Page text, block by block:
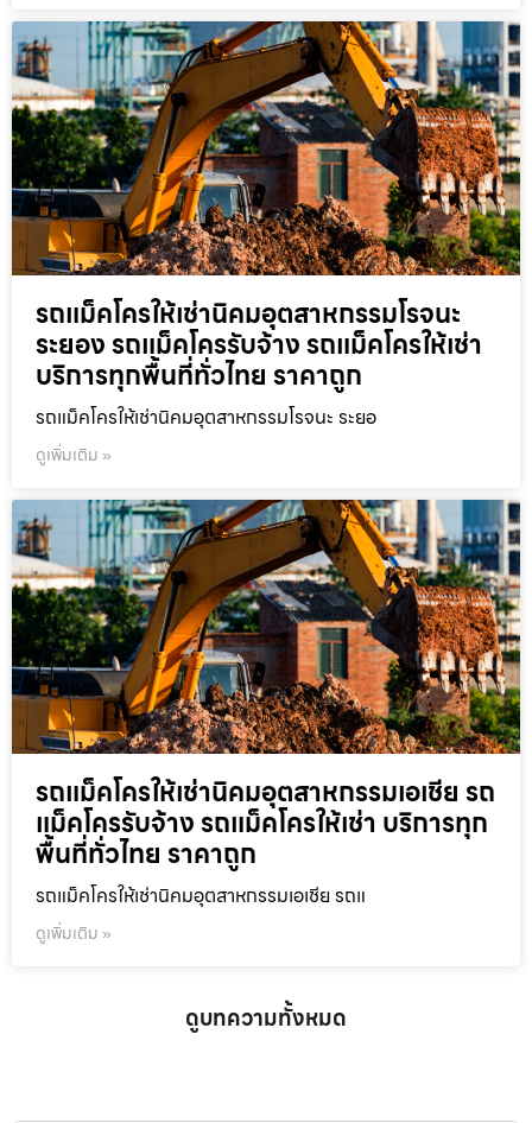
รถแม็คโครให้เช่านิคมอุตสาหกรรมโรจนะ
ระยอง รถแม็คโครรับจ้าง รถแม็คโครให้เช่า
บริการทุกพื้นที่ทั่วไทย ราคาถูก
รถแม็คโครให้เช่านิคมอุตสาหกรรมโรจนะ ระยอ
ดูเพิ่มเติม »
รถแม็คโครให้เช่านิคมอุตสาหกรรมเอเชีย รถ
แม็คโครรับจ้าง รถแม็คโครให้เช่า บริการทุก
พื้นที่ทั่วไทย ราคาถูก
รถแม็คโครให้เช่านิคมอุตสาหกรรมเอเชีย รถแ
ดูเพิ่มเติม »
ดูบทความทั้งหมด